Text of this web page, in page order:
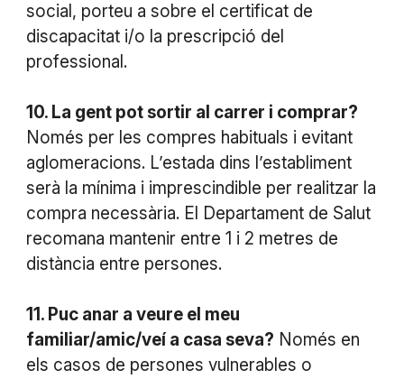
social, porteu a sobre el certificat de
discapacitat i/o la prescripció del
professional.
10. La gent pot sortir al carrer i comprar?
Només per les compres habituals i evitant
aglomeracions. L’estada dins l’establiment
serà la mínima i imprescindible per realitzar la
compra necessària. El Departament de Salut
recomana mantenir entre 1 i 2 metres de
distància entre persones.
11. Puc anar a veure el meu
familiar/amic/veí a casa seva? Només en
els casos de persones vulnerables o